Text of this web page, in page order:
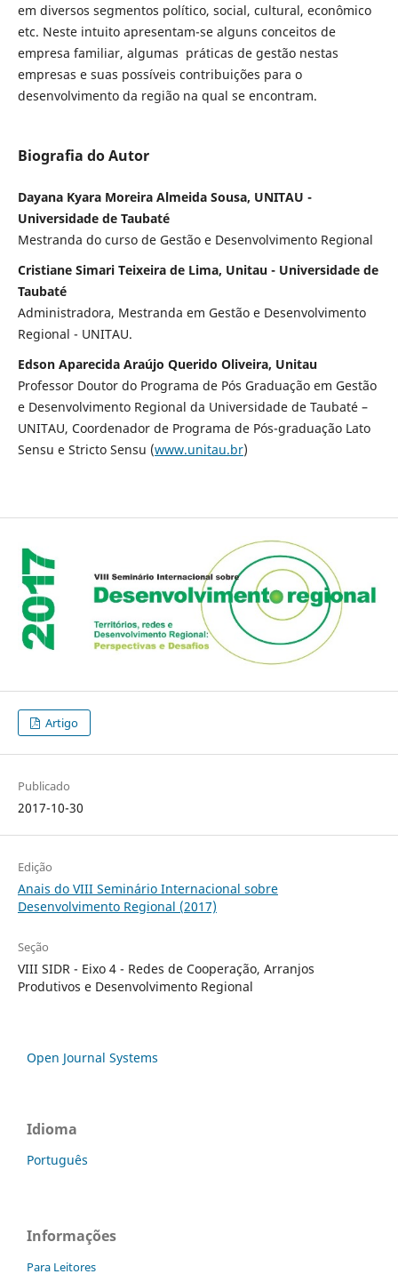
em diversos segmentos político, social, cultural, econômico
etc. Neste intuito apresentam-se alguns conceitos de
empresa familiar, algumas práticas de gestão nestas
empresas e suas possíveis contribuições para o
desenvolvimento da região na qual se encontram.
Biografia do Autor
Dayana Kyara Moreira Almeida Sousa, UNITAU -
Universidade de Taubaté
Mestranda do curso de Gestão e Desenvolvimento Regional
Cristiane Simari Teixeira de Lima, Unitau - Universidade de
Taubaté
Administradora, Mestranda em Gestão e Desenvolvimento
Regional - UNITAU.
Edson Aparecida Araújo Querido Oliveira, Unitau
Professor Doutor do Programa de Pós Graduação em Gestão
e Desenvolvimento Regional da Universidade de Taubaté –
UNITAU, Coordenador de Programa de Pós-graduação Lato
Sensu e Stricto Sensu (www.unitau.br)
Artigo
Publicado
2017-10-30
Edição
Anais do VIII Seminário Internacional sobre
Desenvolvimento Regional (2017)
Seção
VIII SIDR - Eixo 4 - Redes de Cooperação, Arranjos
Produtivos e Desenvolvimento Regional
Open Journal Systems
Idioma
Português
Informações
Para Leitores